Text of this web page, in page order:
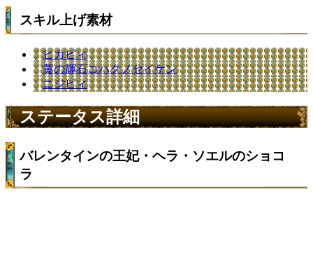
スキル上げ素材
ヒカピィ
黄の輝石コハクノセイケン
ニジピィ
ステータス詳細
バレンタインの王妃・ヘラ・ソエルのショコ
ラ